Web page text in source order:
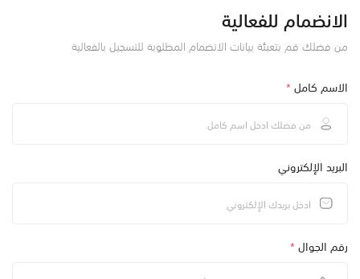
الانضمام للفعالية
من فضلك قم بتعبئة بيانات الانضمام المطلوبة للتسجيل بالفعالية
الاسم كامل*
البريد الإلكتروني
رقم الجوال*